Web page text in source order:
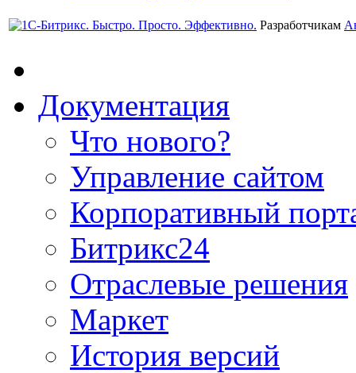
Разработчикам
Документация
Что нового?
Управление сайтом
Корпоративный
Битрикс24
Отраслевые решения
Маркет
История версий